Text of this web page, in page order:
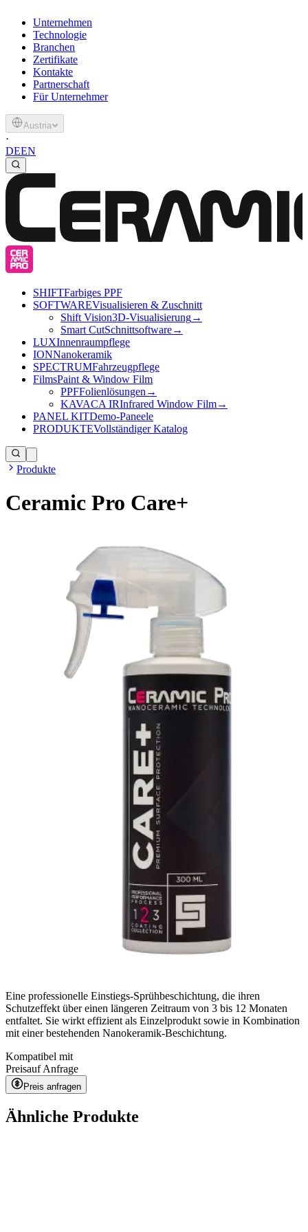
Unternehmen
Technologie
Branchen
Zertifikate
Kontakte
Partnerschaft
Für Unternehmer
Austria
·
DEEN
SHIFTFarbiges PPF
SOFTWAREVisualisieren & Zuschnitt
Shift Vision3D-Visualisierung→
Smart CutSchnittsoftware→
LUXInnenraumpflege
IONNanokeramik
SPECTRUMFahrzeugpflege
FilmsPaint & Window Film
PPFFolienlösungen →
KAVACA IRInfrared Window Film→
PANEL KITDemo-Paneele
PRODUKTEVollständiger Katalog
Produkte
Ceramic Pro Care+
Eine professionelle Einstiegs-Sprühbeschichtung, die ihren
Schutzeffekt über einen längeren Zeitraum von 3 bis 12 Monaten
entfaltet. Sie wirkt effizient als Einzelprodukt sowie in Kombination
mit einer bestehenden Nanokeramik-Beschichtung.
Kompatibel mit
Preisauf Anfrage
Preis anfragen
Ähnliche Produkte